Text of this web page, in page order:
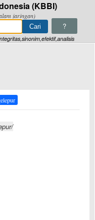
(KBBI)
jaringan)
?